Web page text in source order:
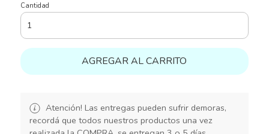
Cantidad
AGREGAR AL CARRITO
Atención! Las entregas pueden sufrir demoras,
recordá que todos nuestros productos una vez